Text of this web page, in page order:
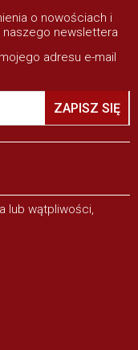
o nowościach i
newslettera
adresu e-mail
ZAPISZ SIĘ
lub wątpliwości,